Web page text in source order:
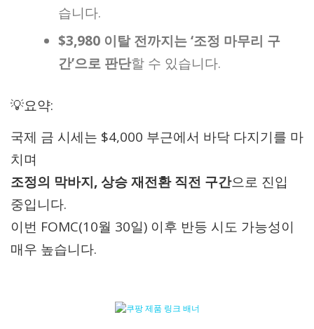
습니다.
$3,980 이탈 전까지는 ‘조정 마무리 구
간’으로 판단할 수 있습니다.
💡요약:
국제 금 시세는 $4,000 부근에서 바닥 다지기를 마
치며
조정의 막바지, 상승 재전환 직전 구간으로 진입
중입니다.
이번 FOMC(10월 30일) 이후 반등 시도 가능성이
매우 높습니다.